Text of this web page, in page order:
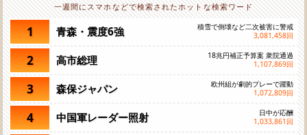
一週間にスマホなどで検索されたホットな検索ワード
1 青森・震度6強
積雪で倒壊など二次被害に警戒
3,081,458回
2 高市総理
18兆円補正予算案 衆院通過
1,107,869回
3 森保ジャパン
欧州組が劇的プレーで躍動
1,072,809回
4 中国軍レーダー照射
日中が応酬
1,033,861 回